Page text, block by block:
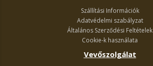
Szállítási Információk
Adatvédelmi szabályzat
Általános Szerződési Feltételek
Cookie-k használata
Vevőszolgálat